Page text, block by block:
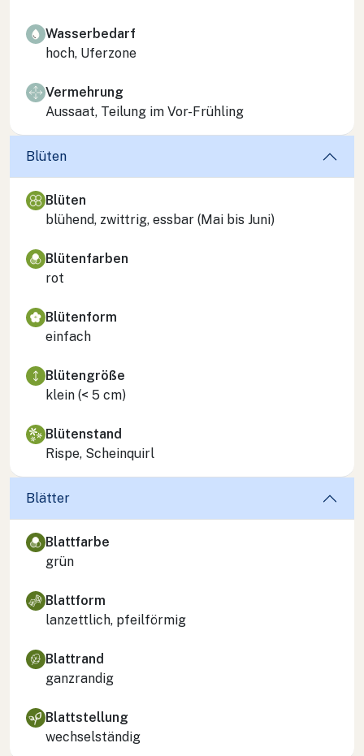
Wasserbedarf
hoch, Uferzone
Vermehrung
Aussaat, Teilung im Vor-Frühling
Blüten
Blüten
blühend, zwittrig, essbar (Mai bis Juni)
Blütenfarben
rot
Blütenform
einfach
Blütengröße
klein (< 5 cm)
Blütenstand
Rispe, Scheinquirl
Blätter
Blattfarbe
grün
Blattform
lanzettlich, pfeilförmig
Blattrand
ganzrandig
Blattstellung
wechselständig